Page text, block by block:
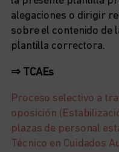
alegaciones o dirigir
sobre el contenido de
plantilla correctora.
⇒ TCAEs
Proceso selectivo a
oposición
plazas de personal
Técnico en Cuidados